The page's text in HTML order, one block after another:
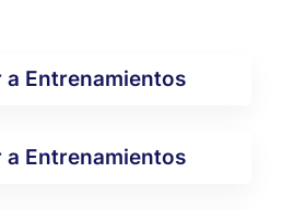
a Entrenamientos
a Entrenamientos